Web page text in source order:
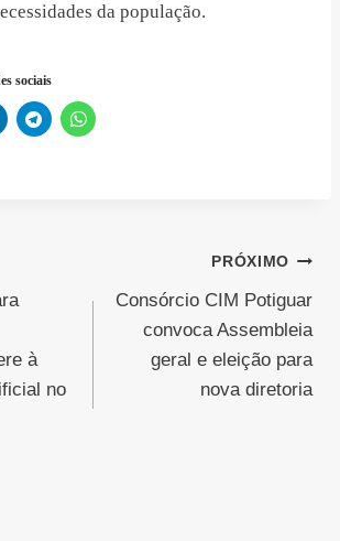
da população.
sociais
à
no
PRÓXIMO
Consórcio CIM Potiguar
convoca Assembleia
geral e eleição para
nova diretoria